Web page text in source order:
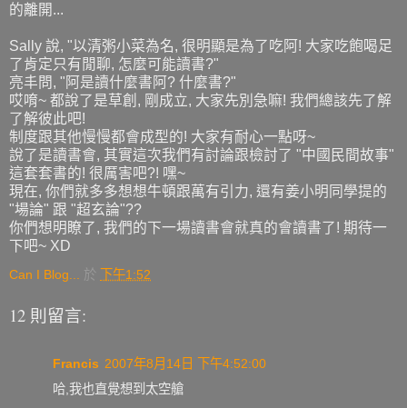
的離開...
Sally 說, "以清粥小菜為名, 很明顯是為了吃阿! 大家吃飽喝足
了肯定只有閒聊, 怎麼可能讀書?"
亮丰問, "阿是讀什麼書阿? 什麼書?"
哎唷~ 都說了是草創, 剛成立, 大家先別急嘛! 我們總該先了解
了解彼此吧!
制度跟其他慢慢都會成型的! 大家有耐心一點呀~
說了是讀書會, 其實這次我們有討論跟檢討了 "中國民間故事"
這套套書的! 很厲害吧?! 嘿~
現在, 你們就多多想想牛頓跟萬有引力, 還有姜小明同學提的
"場論" 跟 "超玄論"??
你們想明瞭了, 我們的下一場讀書會就真的會讀書了! 期待一
下吧~ XD
Can I Blog... 於 下午1:52
12 則留言:
Francis 2007年8月14日 下午4:52:00
哈,我也直覺想到太空艙